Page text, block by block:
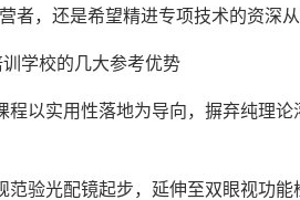
者，还是希望精进专项技术的资深
学校的几大参考优势
以实用性落地为导向，摒弃纯理
验光配镜起步，延伸至双眼视功